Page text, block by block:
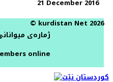
21 December 2016
© kurdistan Net 2026
ژمارەی
online